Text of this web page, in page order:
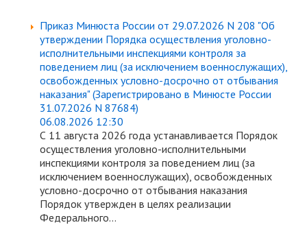
Приказ Минюста России от 29.07.2026 N 208 "Об
утверждении Порядка осуществления уголовно-
исполнительными инспекциями контроля за
поведением лиц (за исключением военнослужащих),
освобожденных условно-досрочно от отбывания
наказания" (Зарегистрировано в Минюсте России
31.07.2026 N 87684)
06.08.2026 12:30
С 11 августа 2026 года устанавливается Порядок
осуществления уголовно-исполнительными
инспекциями контроля за поведением лиц (за
исключением военнослужащих), освобожденных
условно-досрочно от отбывания наказания
Порядок утвержден в целях реализации
Федерального...